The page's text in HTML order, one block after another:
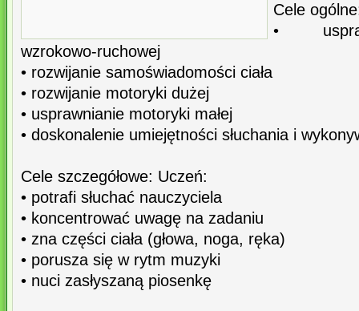
Cele
•
wzrokowo-ruchowej
• rozwijanie samoświadomości ciała
• rozwijanie motoryki dużej
• usprawnianie motoryki małej
• doskonalenie umiejętności słuchania i
Cele szczegółowe: Uczeń:
• potrafi słuchać nauczyciela
• koncentrować uwagę na zadaniu
• zna części ciała (głowa, noga, ręka)
• porusza się w rytm muzyki
• nuci zasłyszaną piosenkę